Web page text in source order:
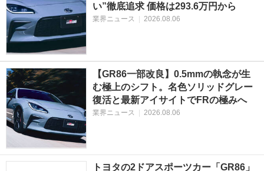
い”徹底追求 価格は293.6万円から
業界ニュース | 2026.08.06
【GR86一部改良】0.5mmの執念が生
む極上のシフト。名色ソリッドグレー
復活と最新アイサイトでFRの極みへ
業界ニュース | 2026.08.06
トヨタの2ドアスポーツカー「GR86」